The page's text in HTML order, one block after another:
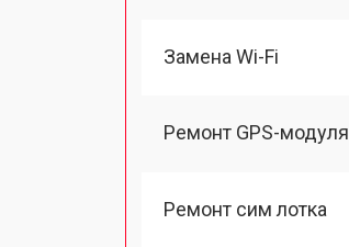
Замена Wi-Fi
Ремонт GPS-модуля
Ремонт сим лотка